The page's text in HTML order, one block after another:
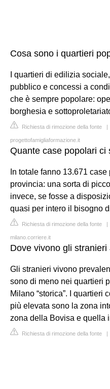
Cosa sono i quartieri
I quartieri di edilizia
pubblico e concessi a
che è sempre popolare:
borghesia e
Richiesta di rimozione della fonte |
progettofamigliaformazione.it
Quante case popolari ci
In totale fanno 13.671
provincia: una sorta di
invece, se fosse a
quasi per intero il bisogno
Richiesta di rimozione della fonte |
milano.corriere.it
Dove vivono gli stranieri
Gli stranieri vivono
sono di meno nei quartieri
Milano “storica”. I quartieri
più elevata sono la zona
zona della Bovisa e quella
Richiesta di rimozione della fonte |